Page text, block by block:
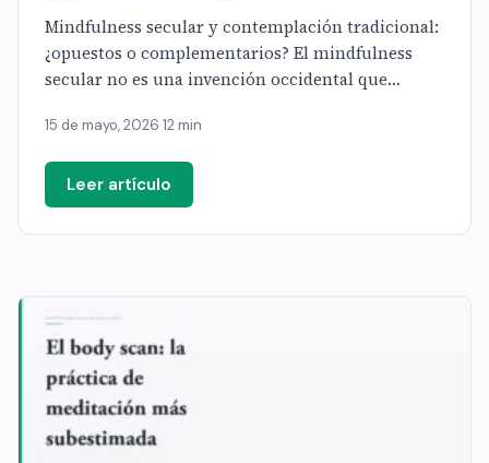
Mindfulness secular y contemplación tradicional:
¿opuestos o complementarios? El mindfulness
secular no es una invención occidental que
[…]
15 de mayo, 2026 12 min
Leer artículo